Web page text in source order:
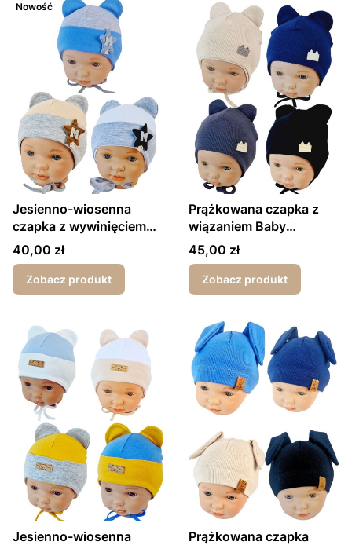
Nowość
Jesienno-wiosenna
czapka z wywinięciem
dla chłopca Gwiazdka
Cena
40,00 zł
Zobacz produkt
Prążkowana czapka z
wiązaniem Baby
wiosna/jesień
Cena
45,00 zł
Zobacz produkt
Jesienno-wiosenna
Prążkowana czapka